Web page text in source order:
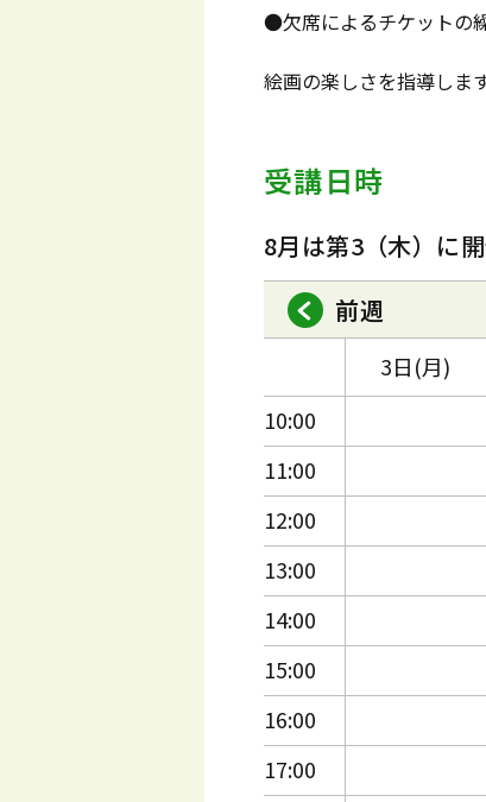
●欠席によるチケットの
絵画の楽しさを指導しま
受講日時
8月は第3（木）に
前週
10:00
11:00
12:00
13:00
14:00
15:00
16:00
17:00
3日(月)